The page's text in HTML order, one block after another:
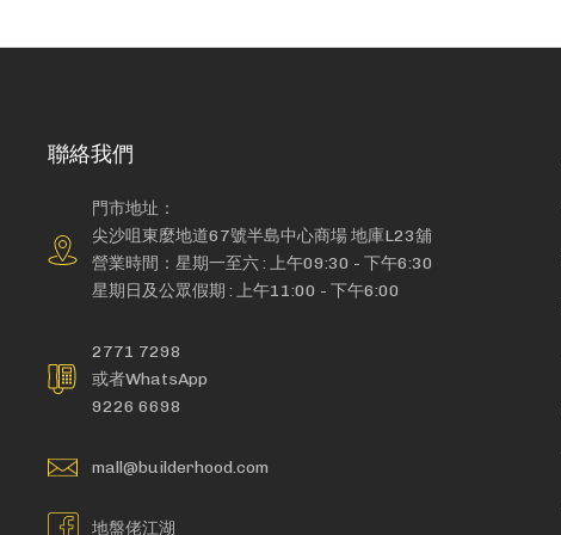
聯絡我們
門市地址：
尖沙咀東麼地道67號半島中心商場 地庫L23舖
營業時間：星期一至六 : 上午09:30 - 下午6:30
星期日及公眾假期 : 上午11:00 - 下午6:00
2771 7298
或者WhatsApp
9226 6698
mall@builderhood.com
地盤佬江湖